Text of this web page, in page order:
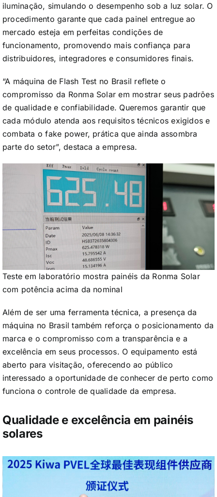
iluminação, simulando o desempenho sob a luz solar. O
procedimento garante que cada painel entregue ao
mercado esteja em perfeitas condições de
funcionamento, promovendo mais confiança para
distribuidores, integradores e consumidores finais.
“A máquina de Flash Test no Brasil reflete o
compromisso da Ronma Solar em mostrar seus padrões
de qualidade e confiabilidade. Queremos garantir que
cada módulo atenda aos requisitos técnicos exigidos e
combata o fake power, prática que ainda assombra
parte do setor”, destaca a empresa.
Teste em laboratório mostra painéis da Ronma Solar
com potência acima da nominal
Além de ser uma ferramenta técnica, a presença da
máquina no Brasil também reforça o posicionamento da
marca e o compromisso com a transparência e a
excelência em seus processos. O equipamento está
aberto para visitação, oferecendo ao público
interessado a oportunidade de conhecer de perto como
funciona o controle de qualidade da empresa.
Qualidade e excelência em painéis
solares